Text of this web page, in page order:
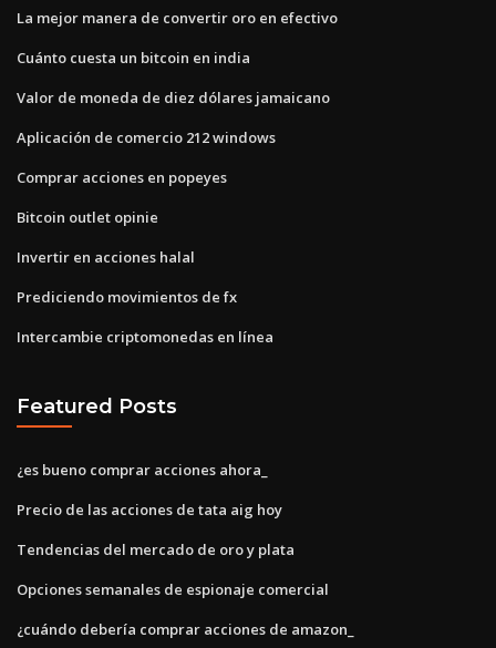
La mejor manera de convertir oro en efectivo
Cuánto cuesta un bitcoin en india
Valor de moneda de diez dólares jamaicano
Aplicación de comercio 212 windows
Comprar acciones en popeyes
Bitcoin outlet opinie
Invertir en acciones halal
Prediciendo movimientos de fx
Intercambie criptomonedas en línea
Featured Posts
¿es bueno comprar acciones ahora_
Precio de las acciones de tata aig hoy
Tendencias del mercado de oro y plata
Opciones semanales de espionaje comercial
¿cuándo debería comprar acciones de amazon_